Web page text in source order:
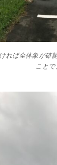
れば全体象が確
こと